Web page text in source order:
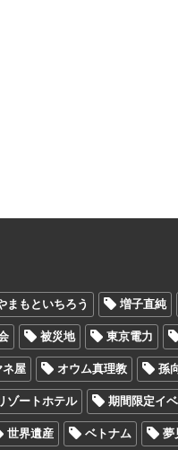
まもといちろう 増子直純
被災地 東京電力
ネ屋 オウム真理教 孫
ゾートホテル 期間限定イ
世界遺産 ベトナム 夢